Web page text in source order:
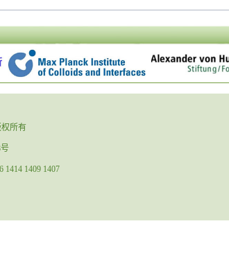
权所有
1409 1407